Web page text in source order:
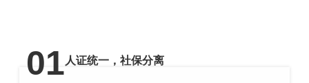
01人证统一，社保分离